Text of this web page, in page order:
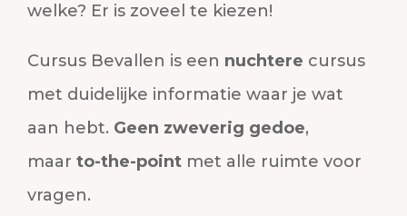
welke? Er is zoveel te kiezen!
Cursus Bevallen is een nuchtere cursus
met duidelijke informatie waar je wat
aan hebt. Geen zweverig gedoe,
maarto-the-point met alle ruimte voor
vragen.